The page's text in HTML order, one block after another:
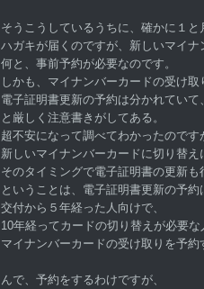
そうこうしているうちに、確かに１
ハガキが届くのですが、新しいマイ
何と、事前予約が必要なのです。
しかも、マイナンバーカードの受け取
電子証明書更新の予約は分かれてい
と厳しく注意書きがしてある。
超不安になって調べてわかったのです
新しいマイナンバーカードに切り替え
そのタイミングで電子証明書の更新も
ということは、電子証明書更新の予約
交付から５年経った人向けで、
10年経ってカードの切り替えが必要な
マイナンバーカードの受け取りを予
んで、予約をするわけですが、